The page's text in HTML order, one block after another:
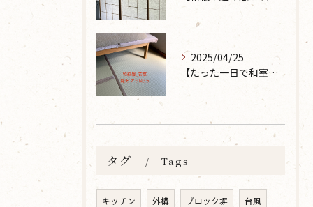
2025/04/25
【たった一日で和室が生まれ変わった話】畳の表替えなら 張替本舗 金沢屋 坂ノ市店へ
タグ Tags
キッチン 外構 ブロック塀 台風